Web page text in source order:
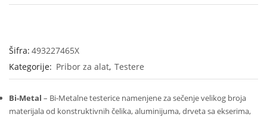
Šifra: 493227465X
Kategorije: Pribor za alat, Testere
Bi-Metal – Bi-Metalne testerice namenjene za sečenje velikog broja
materijala od konstruktivnih čelika, aluminijuma, drveta sa ekserima,